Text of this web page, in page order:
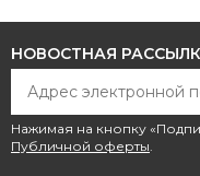
НОВОСТНАЯ
Нажимая на кнопку
Публичной оферты.